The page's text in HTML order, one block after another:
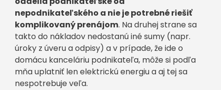
nepodnikateľského a nie je potrebné riešiť
komplikovaný prenájom. Na druhej strane sa
takto do nákladov nedostanú iné sumy (napr.
úroky z úveru a odpisy) a v prípade, že ide o
domácu kanceláriu podnikateľa, môže si podľa
mňa uplatniť len elektrickú energiu a aj tej sa
nespotrebuje veľa.